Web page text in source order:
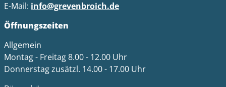
E-Mail: info@grevenbroich.de
Öffnungszeiten
Allgemein
Montag - Freitag 8.00 - 12.00 Uhr
Donnerstag zusätzl. 14.00 - 17.00 Uhr